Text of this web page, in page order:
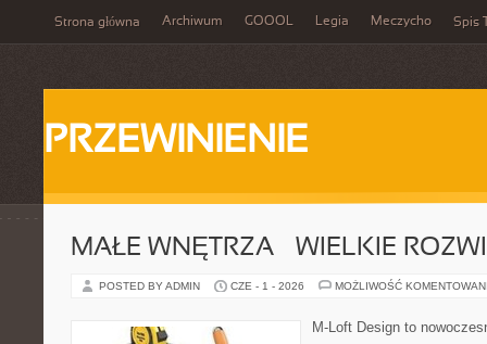
Strona główna Archiwum GOOOL Legia Meczycho Spis
PRZEWINIENIE
MAŁE WNĘTRZA – WIELKIE
POSTED BY ADMIN CZE - 1 - 2026 MOŻLIWOŚĆ
M-Loft Design to